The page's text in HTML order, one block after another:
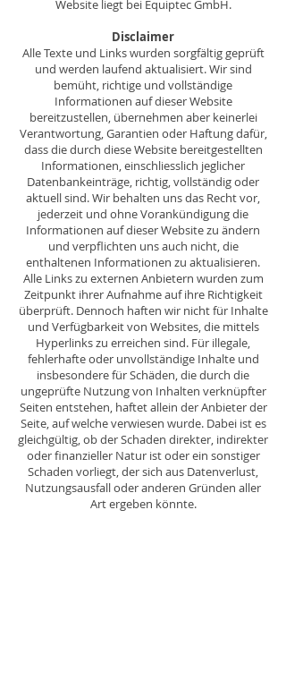
Website liegt bei Equiptec GmbH.
Disclaimer
Alle Texte und Links wurden sorgfältig geprüft
und werden laufend aktualisiert. Wir sind
bemüht, richtige und vollständige
Informationen auf dieser Website
bereitzustellen, übernehmen aber keinerlei
Verantwortung, Garantien oder Haftung dafür,
dass die durch diese Website bereitgestellten
Informationen, einschliesslich jeglicher
Datenbankeinträge, richtig, vollständig oder
aktuell sind. Wir behalten uns das Recht vor,
jederzeit und ohne Vorankündigung die
Informationen auf dieser Website zu ändern
und verpflichten uns auch nicht, die
enthaltenen Informationen zu aktualisieren.
Alle Links zu externen Anbietern wurden zum
Zeitpunkt ihrer Aufnahme auf ihre Richtigkeit
überprüft. Dennoch haften wir nicht für Inhalte
und Verfügbarkeit von Websites, die mittels
Hyperlinks zu erreichen sind. Für illegale,
fehlerhafte oder unvollständige Inhalte und
insbesondere für Schäden, die durch die
ungeprüfte Nutzung von Inhalten verknüpfter
Seiten entstehen, haftet allein der Anbieter der
Seite, auf welche verwiesen wurde. Dabei ist es
gleichgültig, ob der Schaden direkter, indirekter
oder finanzieller Natur ist oder ein sonstiger
Schaden vorliegt, der sich aus Datenverlust,
Nutzungsausfall oder anderen Gründen aller
Art ergeben könnte.